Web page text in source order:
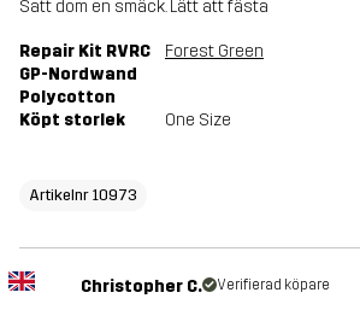
Satt dom en smäck. Lätt att fästa
Repair Kit RVRC
GP-Nordwand
Polycotton
Forest Green
Köpt storlek One Size
Artikelnr 10973
Christopher C. Verifierad köpare